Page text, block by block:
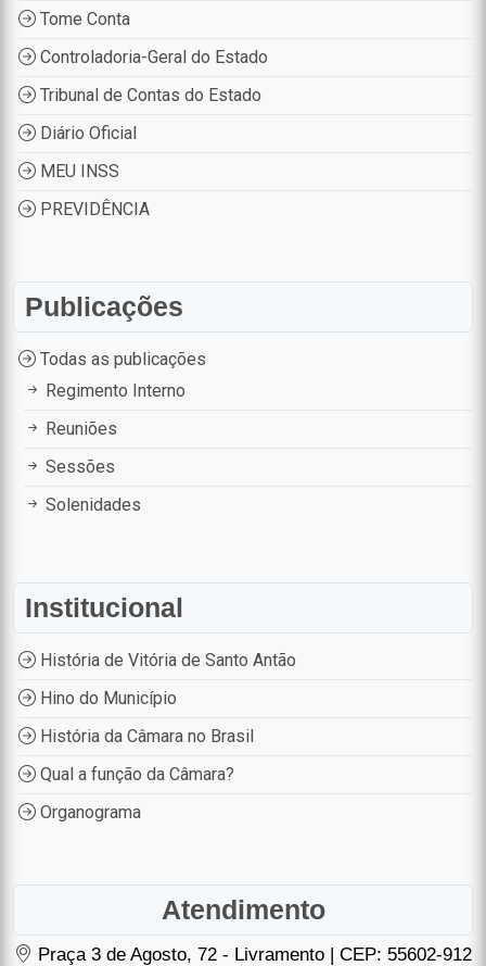
Tome Conta
Controladoria-Geral do Estado
Tribunal de Contas do Estado
Diário Oficial
MEU INSS
PREVIDÊNCIA
Publicações
Todas as publicações
Regimento Interno
Reuniões
Sessões
Solenidades
Institucional
História de Vitória de Santo Antão
Hino do Município
História da Câmara no Brasil
Qual a função da Câmara?
Organograma
Atendimento
Praça 3 de Agosto, 72 - Livramento | CEP: 55602-912